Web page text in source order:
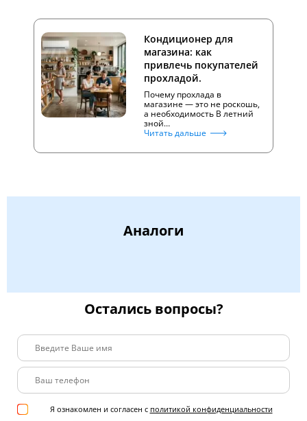
Кондиционер для
магазина: как
привлечь покупателей
прохладой.
Почему прохлада в
магазине — это не роскошь,
а необходимость В летний
зной…
Читать дальше
Аналоги
Остались вопросы?
Я ознакомлен и согласен с политикой конфиденциальности